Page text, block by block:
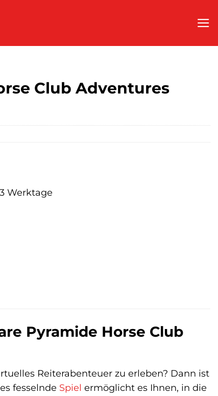
Club Adventures
Werktage
Pyramide Horse Club
Reiterabenteuer zu erleben? Dann ist
fesselnde Spiel ermöglicht es Ihnen, in die